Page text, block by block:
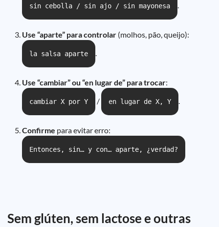
sin cebolla / sin ajo / sin mayonesa .
Use “aparte” para controlar (molhos, pão, queijo):
la salsa aparte .
Use “cambiar” ou “en lugar de” para trocar:
cambiar X por Y / en lugar de X, Y .
Confirme para evitar erro:
Entonces, sin… y con… aparte, ¿verdad?
Sem glúten, sem lactose e outras